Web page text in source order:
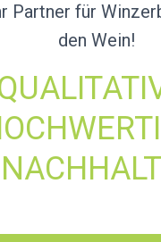
Partner für
den Wein!